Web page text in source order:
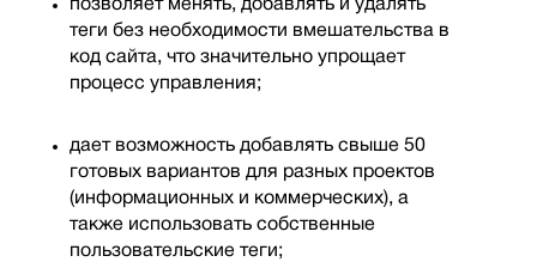
позволяет менять, добавлять и удалять
теги без необходимости вмешательства в
код сайта, что значительно упрощает
процесс управления;
дает возможность добавлять свыше 50
готовых вариантов для разных проектов
(информационных и коммерческих), а
также использовать собственные
пользовательские теги;